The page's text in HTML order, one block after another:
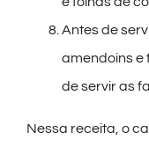
Antes de
amendoins e
de servir as
Nessa receita, o